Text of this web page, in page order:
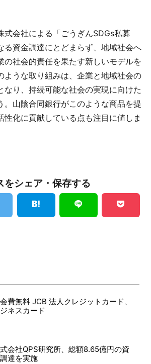
式会社による「ごうぎんSDGs私募
る資金調達にとどまらず、地域社会へ
の社会的責任を果たす新しいモデルを
ような取り組みは、企業と地域社会の
なり、持続可能な社会の実現に向けた
。山陰合同銀行がこのような商品を提
性化に貢献している点も注目に値しま
をシェア・保存する
費無料 JCB 法人クレジットカード、
ネスカード
会社QPS研究所、総額8.65億円の資
達を実施